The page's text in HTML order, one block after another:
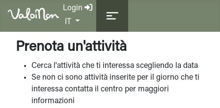
Login
Seleziona la tua lingua
IT
Prenota un'attività
Cerca l'attività che ti interessa scegliendo la data
Se non ci sono attività inserite per il giorno che ti
interessa contatta il centro per maggiori
informazioni